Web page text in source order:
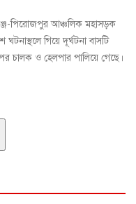
পিরোজপুর আঞ্চলিক মহাসড়ক
গিয়ে দূর্ঘটনা বাসটি
চালক ও হেলপার পালিয়ে গেছে।